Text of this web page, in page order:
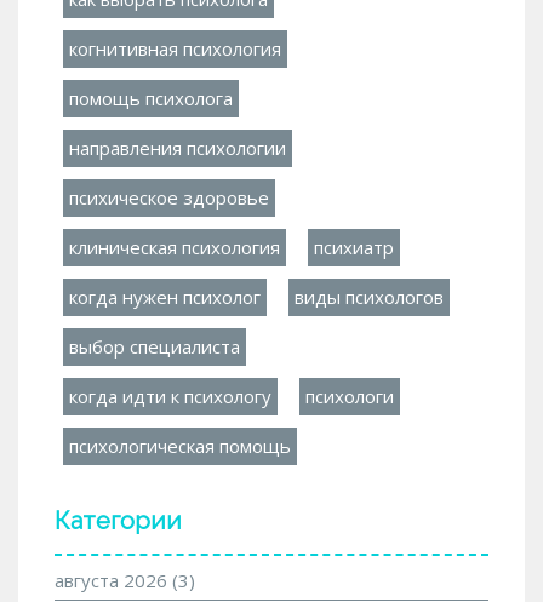
когнитивная психология
помощь психолога
направления психологии
психическое здоровье
клиническая психология психиатр
когда нужен психолог виды психологов
выбор специалиста
когда идти к психологу психологи
психологическая помощь
Категории
августа 2026 (3)